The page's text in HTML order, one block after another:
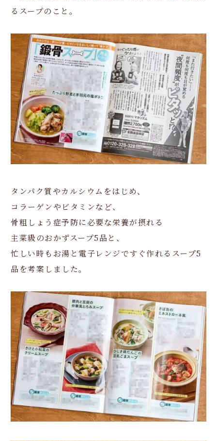
るスープのこと。
タンパク質やカルシウムをはじめ、
コラーゲンやビタミンなど、
骨粗しょう症予防に必要な栄養が摂れる
主菜級のおかずスープ5品と、
忙しい時もお湯と電子レンジですぐ作れるスープ5
品を考案しました。